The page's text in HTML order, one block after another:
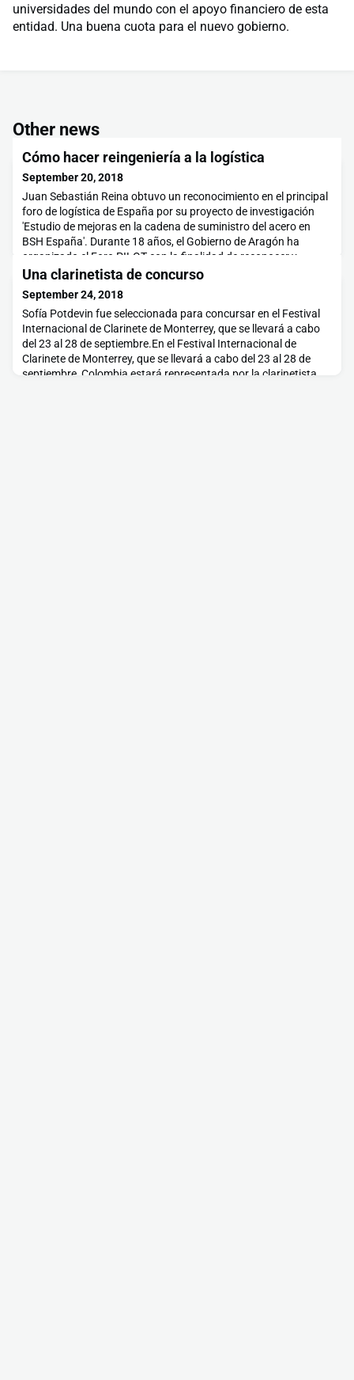
universidades del mundo con el apoyo financiero de esta
entidad. Una buena cuota para el nuevo gobierno.
Other news
Cómo hacer reingeniería a la logística
September 20, 2018
Juan Sebastián Reina obtuvo un reconocimiento en el principal
foro de logística de España por su proyecto de investigación
'Estudio de mejoras en la cadena de suministro del acero en
BSH España'. Durante 18 años, el Gobierno de Aragón ha
organizado el Foro PILOT con la finalidad de reconocer y
valorar de manera diferencial a aquellas empresas y proyectos
Una clarinetista de concurso
September 24, 2018
Sofía Potdevin fue seleccionada para concursar en el Festival
Internacional de Clarinete de Monterrey, que se llevará a cabo
del 23 al 28 de septiembre.En el Festival Internacional de
Clarinete de Monterrey, que se llevará a cabo del 23 al 28 de
septiembre, Colombia estará representada por la clarinetista